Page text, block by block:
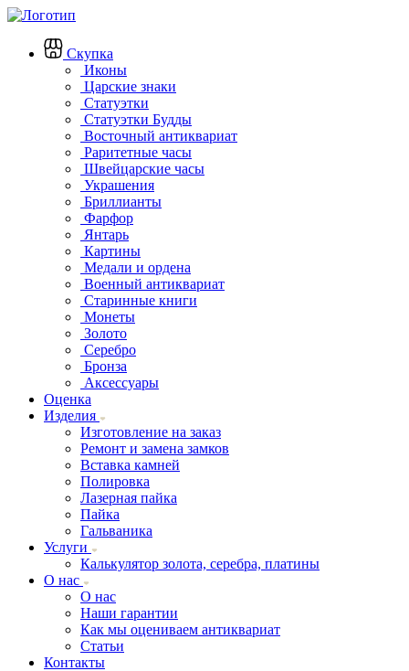
Скупка
Иконы
Царские знаки
Статуэтки
Статуэтки Будды
Восточный антиквариат
Раритетные часы
Швейцарские часы
Украшения
Бриллианты
Фарфор
Янтарь
Картины
Медали и ордена
Военный антиквариат
Старинные книги
Монеты
Золото
Серебро
Бронза
Аксессуары
Оценка
Изделия
Изготовление на заказ
Ремонт и замена замков
Вставка камней
Полировка
Лазерная пайка
Пайка
Гальваника
Услуги
Калькулятор золота, серебра, платины
О нас
О нас
Наши гарантии
Как мы оцениваем антиквариат
Статьи
Контакты